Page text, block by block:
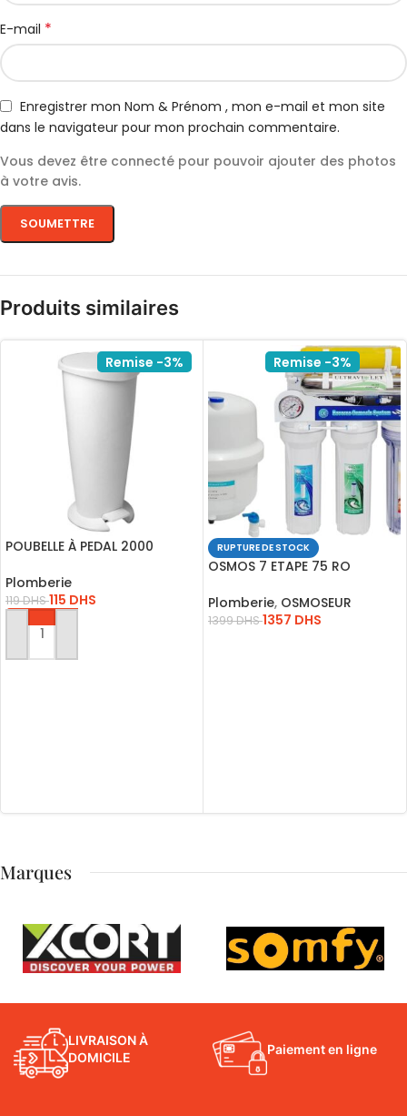
E-mail *
Enregistrer mon Nom & Prénom , mon e-mail et mon site
dans le navigateur pour mon prochain commentaire.
Vous devez être connecté pour pouvoir ajouter des photos
à votre avis.
Produits similaires
Remise -3%
POUBELLE À PEDAL 2000
Plomberie
119DHS115 DHS
AJOUTER AU PANIER
Remise -3%
RUPTURE DE STOCK
OSMOS 7 ETAPE 75 RO
Plomberie, OSMOSEUR
1399DHS1357 DHS
Marques
LIVRAISON À
DOMICILE
Paiement en ligne